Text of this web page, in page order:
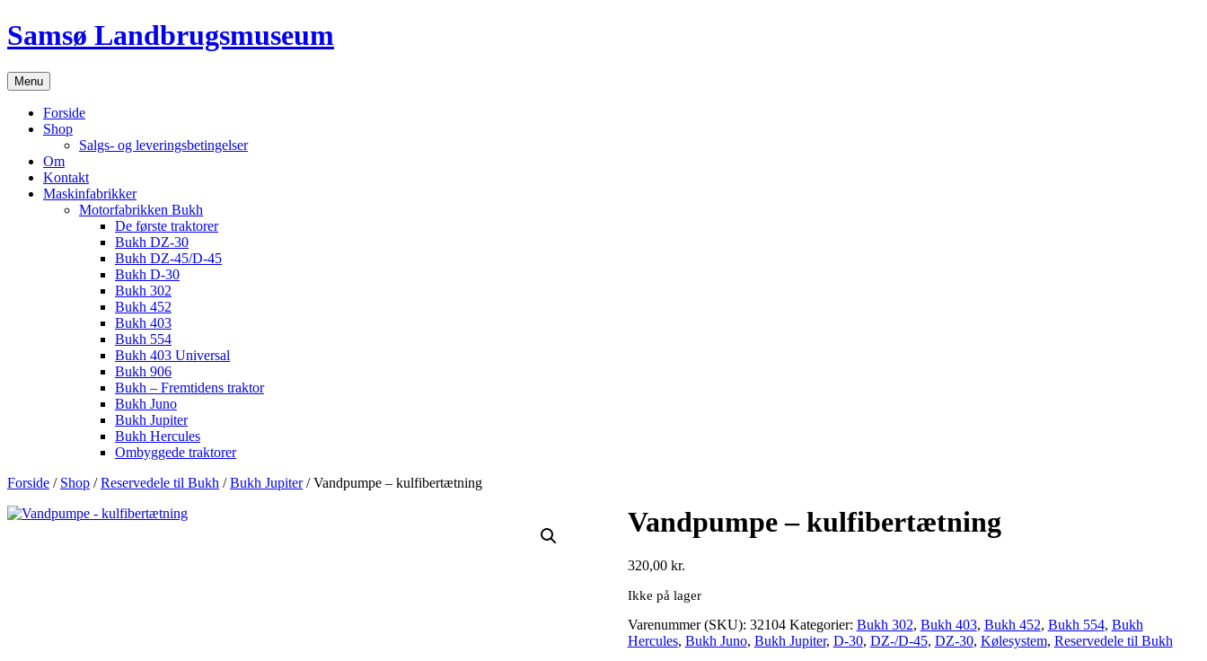
Hop
til
Samsø Landbrugsmuseum
Menu
Forside
Shop
Salgs- og leveringsbetingelser
Om
Kontakt
Maskinfabrikker
Motorfabrikken Bukh
De første traktorer
Bukh DZ-30
Bukh DZ-45/D-45
Bukh D-30
Bukh 302
Bukh 452
Bukh 403
Bukh 554
Bukh 403 Universal
Bukh 906
Bukh – Fremtidens traktor
Bukh Juno
Bukh Jupiter
Bukh Hercules
Ombyggede traktorer
Forside / Shop /Reservedele til Bukh /Bukh Jupiter/ Vandpumpe – kulfibertætning
Vandpumpe – kulfibertætning
320,00 kr.
Ikke på lager
Varenummer (SKU): 32104 Kategorier: Bukh 302, Bukh 403, Bukh 452, Bukh 554, Bukh
Hercules, Bukh Juno, Bukh Jupiter, D-30, DZ-/D-45, DZ-30, Kølesystem, Reservedele til Bukh